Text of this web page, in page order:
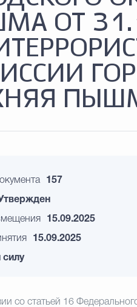
ОТ
157
15.09.2025
15.09.2025
силу
со статьей 16